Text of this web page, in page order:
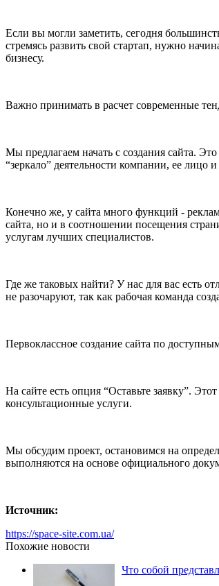
Если вы могли заметить, сегодня
стремясь развить свой стартап, нужно
бизнесу.
Важно принимать в расчет современные
Мы предлагаем начать с создания сайта.
“зеркало” деятельности компании, ее лицо
Конечно же, у сайта много функций -
сайта, но и в соотношении посещения
услугам лучших специалистов.
Где же таковых найти? У нас для вас есть
не разочаруют, так как рабочая команда
Первоклассное создание сайта по
На сайте есть опция “Оставьте заявку”.
консультационные услуги.
Мы обсудим проект, остановимся на
выполняются на основе официального
Источник:
https://space-site.com.ua/
Похожие новости
Что собой